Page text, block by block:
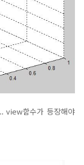
view함수가 등장해야